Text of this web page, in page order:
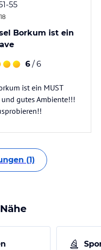
55
Borkum ist ein
6 / 6
ist ein MUST
und gutes Ambiente!!!
(1)